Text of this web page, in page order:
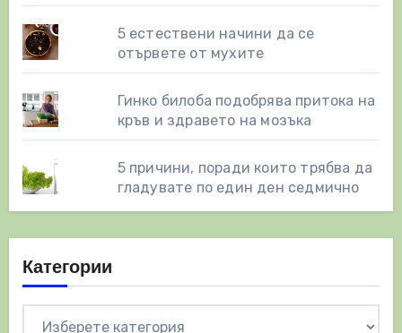
5 естествени начини да се
отървете от мухите
Гинко билоба подобрява притока на
кръв и здравето на мозъка
5 причини, поради които трябва да
гладувате по един ден седмично
Категории